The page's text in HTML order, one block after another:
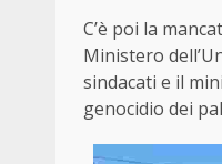
C’è poi la
Ministero
sindacati e il
genocidio dei